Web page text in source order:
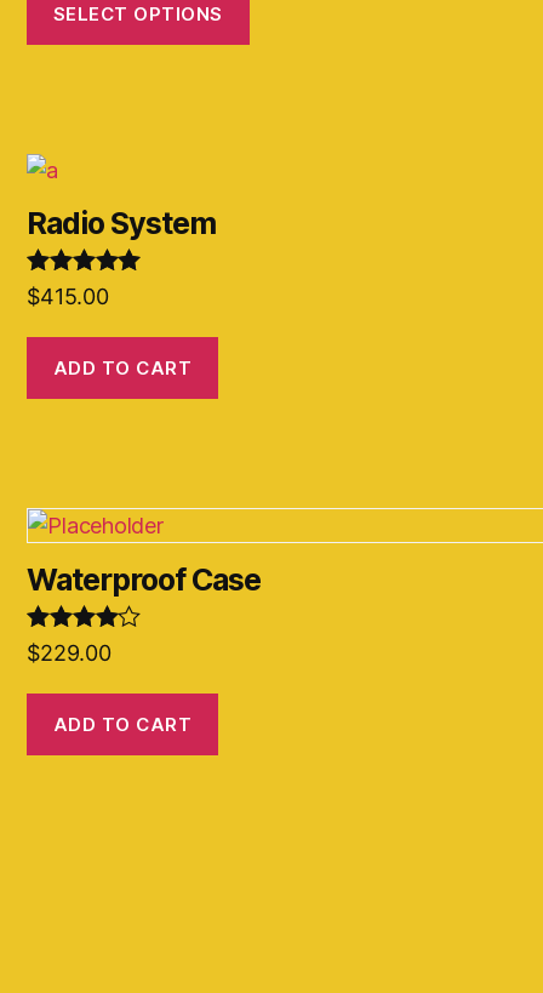
SELECT OPTIONS
Radio System
Rated 5.00
out of 5
$415.00
ADD TO CART
Waterproof Case
Rated 4.00
out of 5
$229.00
ADD TO CART